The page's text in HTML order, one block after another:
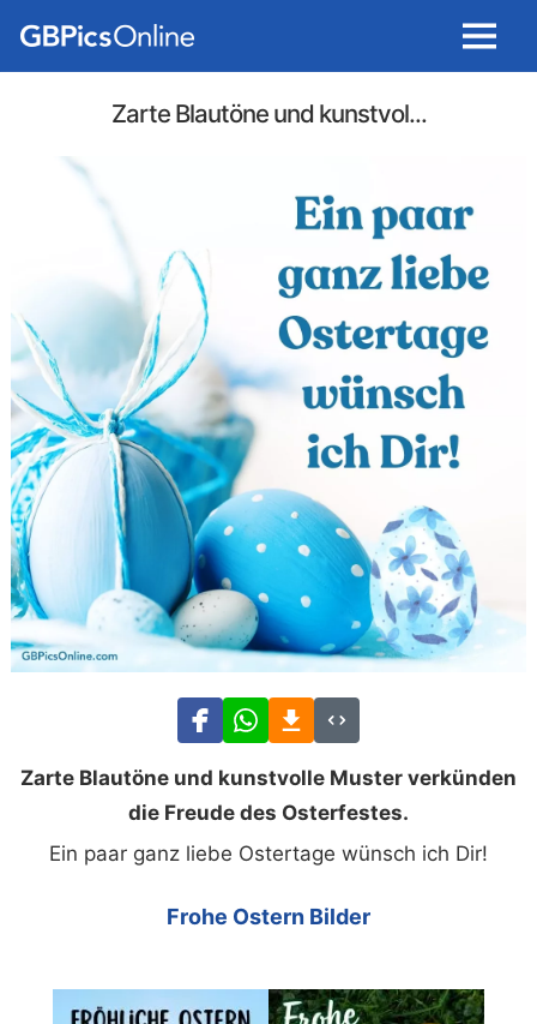
Menu
Zarte Blautöne und kunstvol...
Zarte Blautöne und kunstvolle Muster verkünden
die Freude des Osterfestes.
Ein paar ganz liebe Ostertage wünsch ich Dir!
Frohe Ostern Bilder